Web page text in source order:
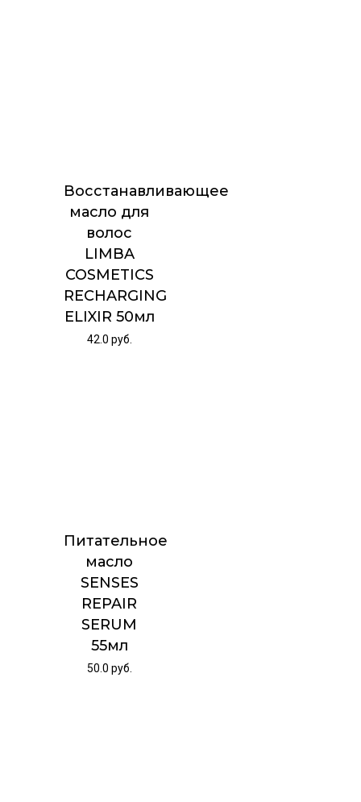
Восстанавливающее
масло для
волос
LIMBA
COSMETICS
RECHARGING
ELIXIR 50мл
42.0 руб.
Питательное
масло
SENSES
REPAIR
SERUM
55мл
50.0 руб.